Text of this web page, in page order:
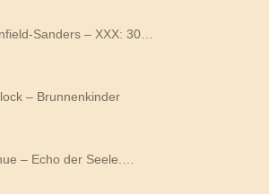
Sanders – XXX: 30…
– Brunnenkinder
– Echo der Seele.…